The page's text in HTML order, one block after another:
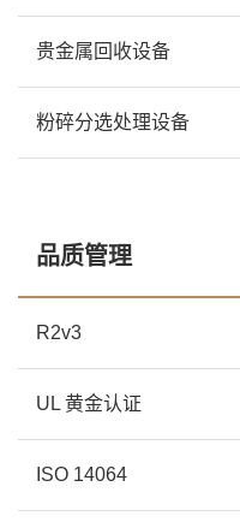
贵金属回收设备
粉碎分选处理设备
品质管理
R2v3
UL 黄金认证
ISO 14064